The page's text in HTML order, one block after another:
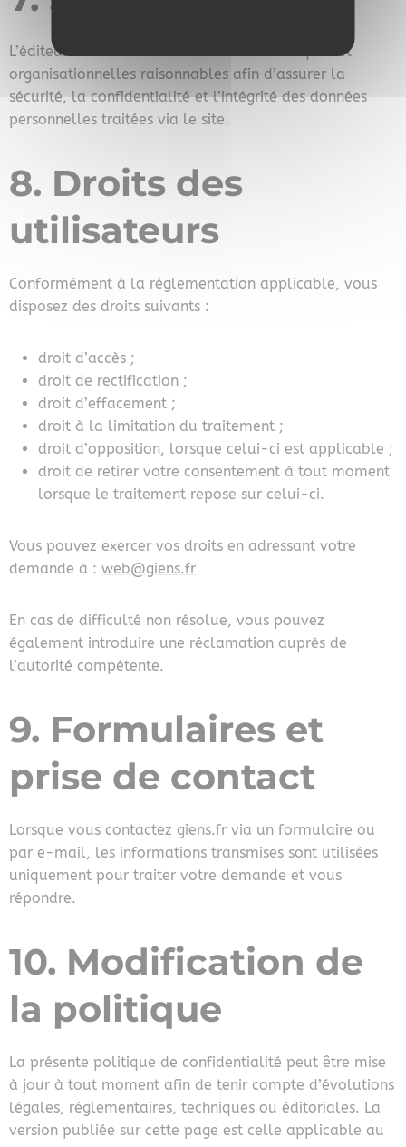
L’éditeur met en œuvre les mesures techniques et
organisationnelles raisonnables afin d’assurer la
sécurité, la confidentialité et l’intégrité des données
personnelles traitées via le site.
8. Droits des
utilisateurs
Conformément à la réglementation applicable, vous
disposez des droits suivants :
droit d’accès ;
droit de rectification ;
droit d’effacement ;
droit à la limitation du traitement ;
droit d’opposition, lorsque celui-ci est applicable ;
droit de retirer votre consentement à tout moment
lorsque le traitement repose sur celui-ci.
Vous pouvez exercer vos droits en adressant votre
demande à : web@giens.fr
En cas de difficulté non résolue, vous pouvez
également introduire une réclamation auprès de
l’autorité compétente.
9. Formulaires et
prise de contact
Lorsque vous contactez giens.fr via un formulaire ou
par e-mail, les informations transmises sont utilisées
uniquement pour traiter votre demande et vous
répondre.
10. Modification de
la politique
La présente politique de confidentialité peut être mise
à jour à tout moment afin de tenir compte d’évolutions
légales, réglementaires, techniques ou éditoriales. La
version publiée sur cette page est celle applicable au